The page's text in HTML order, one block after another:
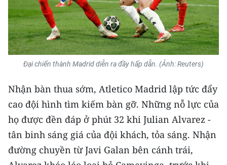
Media Giáo dục
Media Y tế
Media Khoa học - Công nghệ
Ảnh
Infographic
TIN MỚI
Đại chiến thành Madrid diễn ra đầy hấp dẫn. (Ảnh: Reuters)
Nhận bàn thua sớm, Atletico Madrid lập tức đẩy
cao đội hình tìm kiếm bàn gỡ. Những nỗ lực của
họ được đền đáp ở phút 32 khi Julian Alvarez -
tân binh sáng giá của đội khách, tỏa sáng. Nhận
đường chuyền từ Javi Galan bên cánh trái,